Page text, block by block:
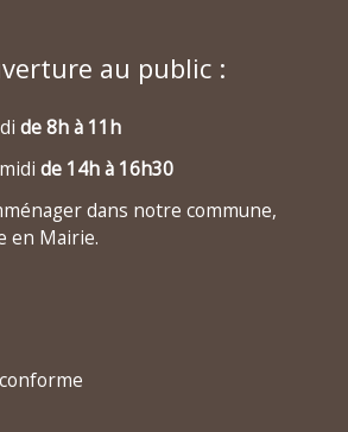
au public :
de 8h à 11h
de 14h à 16h30
dans notre commune,
en Mairie.